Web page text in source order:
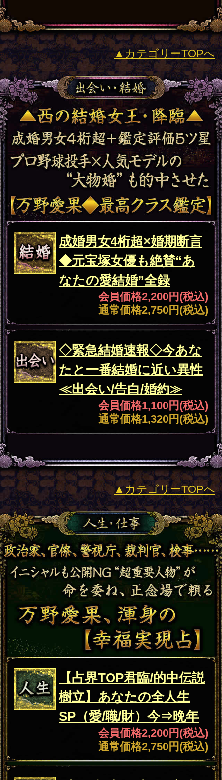
れておりますのでご確認ください。
この占い番組は、次の環境でご利用
ください。
＜OS＞
Android 5.0以降
iOS 10.0以降
＜ブラウザ＞
OSに標準搭載されているブラウ
ザ。
※JavaScriptの設定をオンにしてご
利用ください。
※Cookieの設定をONにしてご利用
ください。
決済方法について
当コンテンツお支払いには、ク
レジットカード・携帯キャリア決
済・WebMoneyをご利用いただけま
す。
他者による不正利用防止のた
め、クレジットカード情報のほか
号、メールアドレスをご入力いただ
く方式を採用しております。お客様
に安心してご利用いただけるよう、
入力いただいた情報は、ＳＳＬで暗
号化され、送信されます。
特定商取引法に基づく表記
特定商取引法に基づく表記
このサービスのお問い合わせは
こち
らをご覧ください。
新着リリースコンテンツ
インスピレーション｜運命好転/悲
願叶/瞬間霊察で全看破◆嬉野つば
就【運命正し現実変える神霊力】
月香
2026年8月3月追加
1万人絶賛【本音/現実/日付】48星
秘術で具体的中◆細密星読師 ミエ
ル | みのり -MINORI-
2026年7月30月追加
露骨過ぎて地上波ギリギリ/言葉濁
さず核心直撃【愛/人生決断占】桃
萃
2026年7月27月追加
全方位抜かりナシ≪難悩解決≫付
け入る隙無く的中【溟白龍】地支
2026年7月23月追加
プライバシーポリシー
お問い合わせ
メルマガ登録/解除